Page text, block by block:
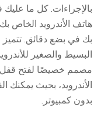
الأندرويد، بحيث يمكنك
بدون كمبيوتر.